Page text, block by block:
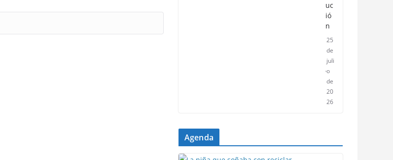
uc
ió
n
25
de
juli
o
de
20
26
Agenda